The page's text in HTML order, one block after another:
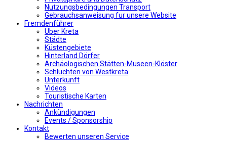
Nutzungsbedingungen Transport
Gebrauchsanweisung fur unsere Website
Fremdenführer
Uber Kreta
Städte
Küstengebiete
Hinterland Dörfer
Archäologischen Stätten-Museen-Klöster
Schluchten von Westkreta
Unterkunft
Videos
Touristische Karten
Nachrichten
Ankündigungen
Events / Sponsorship
Kontakt
Bewerten unseren Service